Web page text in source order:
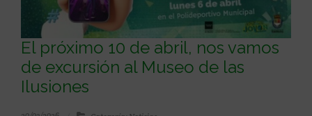
El próximo 10 de abril, nos vamos
de excursión al Museo de las
Ilusiones